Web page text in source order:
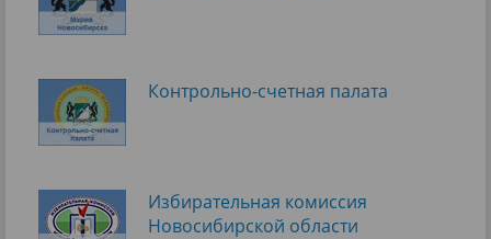
Контрольно-счетная палата
Избирательная комиссия
Новосибирской области